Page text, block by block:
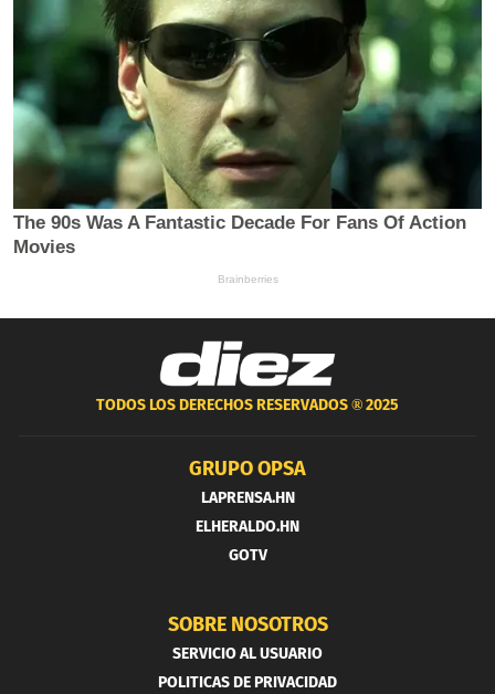
TODOS LOS DERECHOS RESERVADOS ®2025
GRUPO OPSA
LAPRENSA.HN
ELHERALDO.HN
GOTV
SOBRE NOSOTROS
SERVICIO AL USUARIO
POLITICAS DE PRIVACIDAD